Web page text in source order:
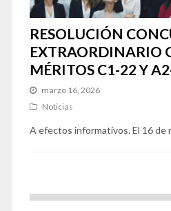
RESOLUCIÓN
EXTRAORDINARIO
MÉRITOS C1-22 Y
marzo 16, 2026
Noticias
A efectos informativos. El 16 de